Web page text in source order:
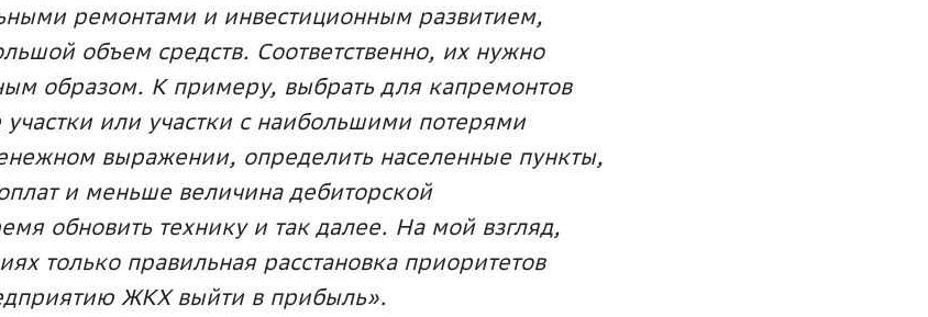
ремонтами и инвестиционным развитием,
объем средств. Соответственно, их нужно
образом. К примеру, выбрать для капремонтов
или участки с наибольшими потерями
выражении, определить населенные пункты,
и меньше величина дебиторской
обновить технику и так далее. На мой взгляд,
только правильная расстановка приоритетов
ЖКХ выйти в прибыль».